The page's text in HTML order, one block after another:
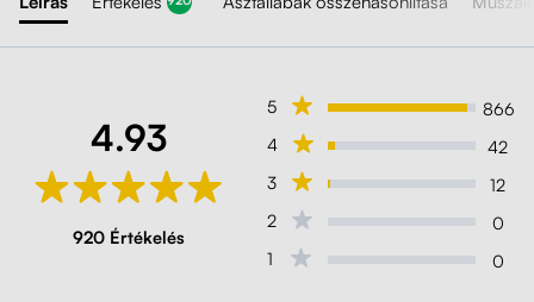
4.93
920 Értékelés
5
866
4
42
3
12
2
0
1
0